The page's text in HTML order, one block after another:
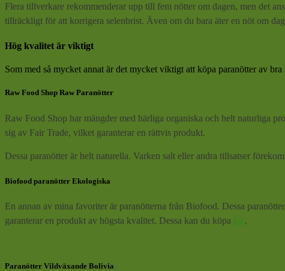
Flera tillverkare rekommenderar upp till fem nötter om dagen, men det
tillräckligt för att korrigera selenbrist. Även om du bara äter en nöt om
Hög kvalitet är viktigt
Som med så mycket annat är det mycket viktigt att köpa paranötter av
Raw Food Shop Raw Paranötter
Raw Food Shop har mängder med härliga organiska och helt naturliga
sig av Fair Trade, vilket garanterar en rättvis produkt.
Dessa paranötter är helt naturella. Varken salt eller andra tillsatser
Biofood paranötter Ekologiska
En annan av mina favoriter är paranötterna från Biofood. Dessa
garanterar en produkt av högsta kvalitet. Dessa kan du köpa här.
Paranötter Vildväxande Bolivia